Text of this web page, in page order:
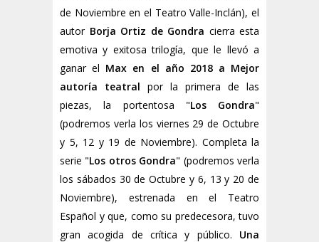
de Noviembre en el Teatro Valle-Inclán), el
autorBorja Ortiz de Gondra cierra esta
emotiva y exitosa trilogía, que le llevó a
ganar el Max en el año 2018 a Mejor
autoría teatral por la primera de las
piezas, la portentosa "Los Gondra"
(podremos verla los viernes 29 de Octubre
y 5, 12 y 19 de Noviembre). Completa la
serie "Los otros Gondra" (podremos verla
los sábados 30 de Octubre y 6, 13 y 20 de
Noviembre), estrenada en el Teatro
Español y que, como su predecesora, tuvo
gran acogida de crítica y público. Una